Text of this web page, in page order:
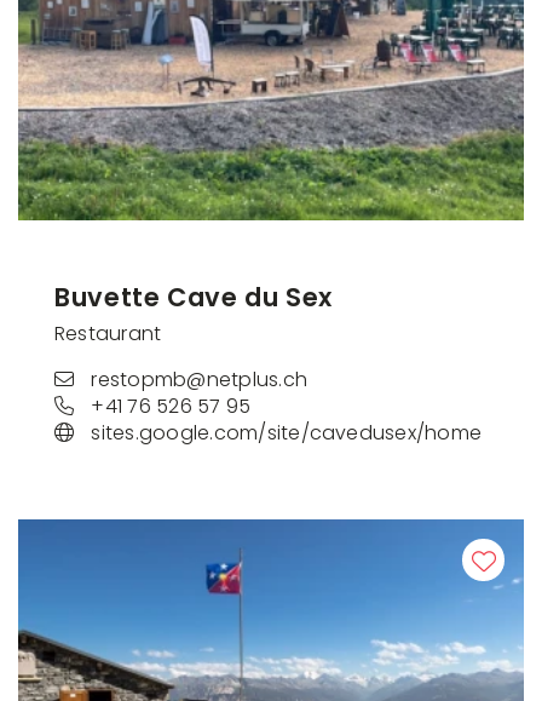
Buvette Cave du Sex
Restaurant
restopmb@netplus.ch
+41 76 526 57 95
sites.google.com/site/cavedusex/home